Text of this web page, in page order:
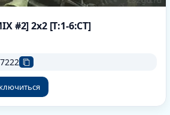
#2] 2x2 [T:1-6:CT]